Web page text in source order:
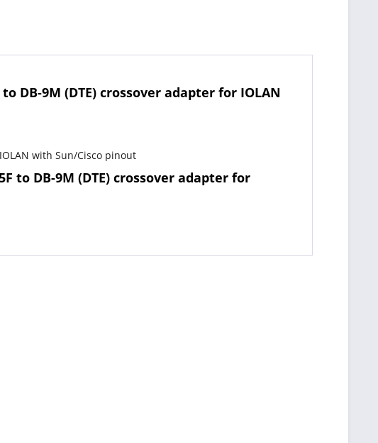
DB-9M (DTE) crossover adapter for IOLAN
with Sun/Cisco pinout
to DB-9M (DTE) crossover adapter for